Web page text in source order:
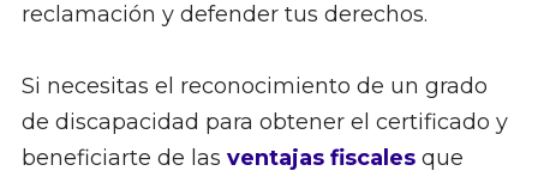
reclamación y defender tus derechos.
Si necesitas el reconocimiento de un grado
de discapacidad para obtener el certificado y
beneficiarte de las ventajas fiscalesque